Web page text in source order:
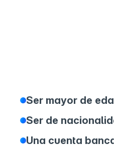
Ser mayor de
Ser de
Una cuenta